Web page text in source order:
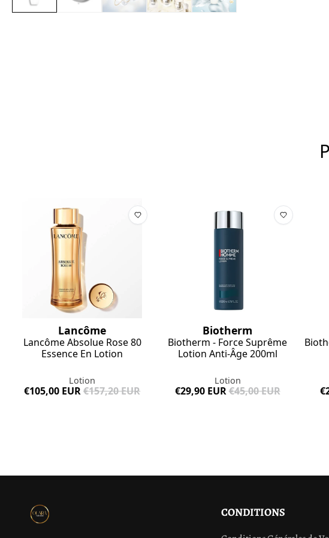
Lancôme
Lancôme Absolue Rose 80
Essence En Lotion
Lotion
€105,00 EUR€157,20 EUR
Biotherm
Biotherm - Force Suprême
Lotion Anti-Âge 200ml
Lotion
€29,90 EUR€45,00 EUR
CONDITIONS